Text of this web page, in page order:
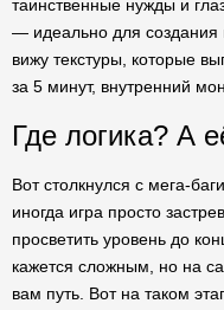
таинственные нужды и
— идеально для создания
вижу текстуры, которые
за 5 минут, внутренний
Где логика? А
Вот столкнулся с мега-
иногда игра просто
просветить уровень до
кажется сложным, но на
вам путь. Вот на таком